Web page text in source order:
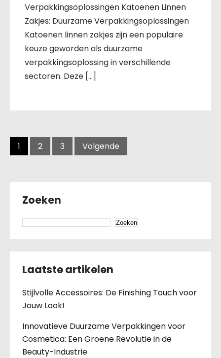
Verpakkingsoplossingen Katoenen Linnen
Zakjes: Duurzame Verpakkingsoplossingen
Katoenen linnen zakjes zijn een populaire
keuze geworden als duurzame
verpakkingsoplossing in verschillende
sectoren. Deze […]
Berichten
navigatie
1 2 3 Volgende
Zoeken
Zoeken
Laatste artikelen
Stijlvolle Accessoires: De Finishing Touch voor
Jouw Look!
Innovatieve Duurzame Verpakkingen voor
Cosmetica: Een Groene Revolutie in de
Beauty-Industrie